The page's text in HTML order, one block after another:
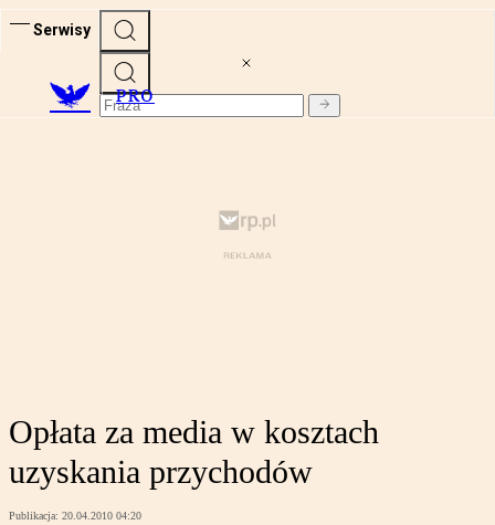
Serwisy
PRO
Opłata za media w kosztach
uzyskania przychodów
Publikacja: 20.04.2010 04:20